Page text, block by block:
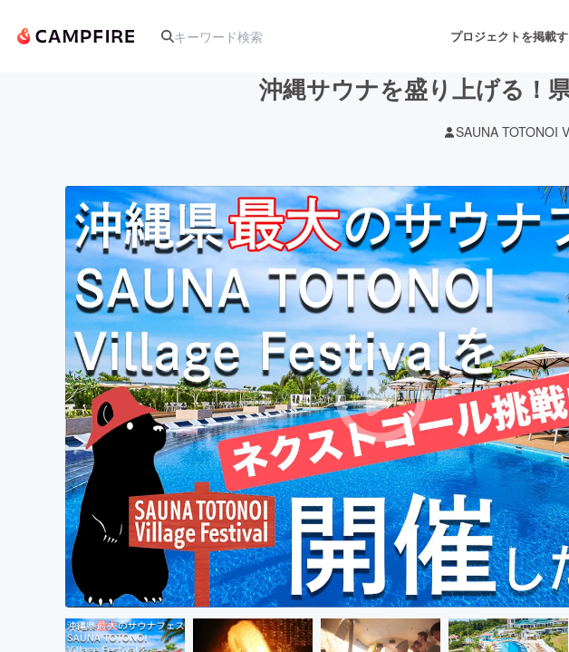
プロジェクトを掲載
アート・写真 音楽
テクノロジー・ガジェット ゲーム・サービス開発
映像・映画
ビジネス・起業 チャレンジ
まちづくり・地域活性化
CAMPFIRE for
CAMPFIREふる
沖縄サウナを盛り上げる！
SAUNA TOTONOI